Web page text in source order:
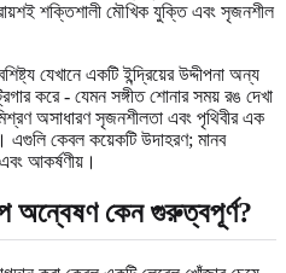
শক্তিশালী মৌখিক যুক্তি এবং সৃজনশীল
যেখানে একটি ইন্দ্রিয়ের উদ্দীপনা অন্য
করে - যেমন সঙ্গীত শোনার সময় রঙ দেখা
অসাধারণ সৃজনশীলতা এবং পৃথিবীর এক
এগুলি কেবল কয়েকটি উদাহরণ; মানব
আকর্ষণীয়।
অন্বেষণ কেন গুরুত্বপূর্ণ?